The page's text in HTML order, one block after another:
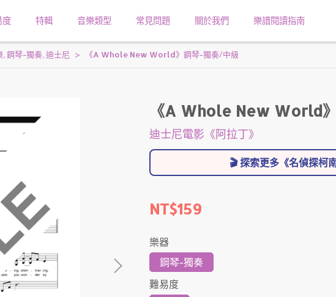
度 特輯 音樂類型 常見問題 關於我們 樂譜閱讀指南
, 鋼琴-獨奏, 迪士尼 《A Whole New World》鋼琴-獨奏/中級
《A Whole New World
迪士尼電影《阿拉丁》
🎬 探索更多《名偵探柯
NT$159
樂器
鋼琴-獨奏
難易度